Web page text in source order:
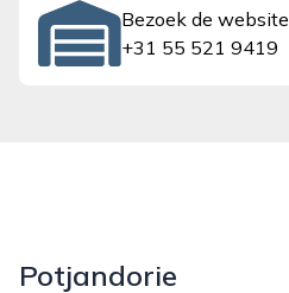
Bezoek de website
+31 55 521 9419
Potjandorie